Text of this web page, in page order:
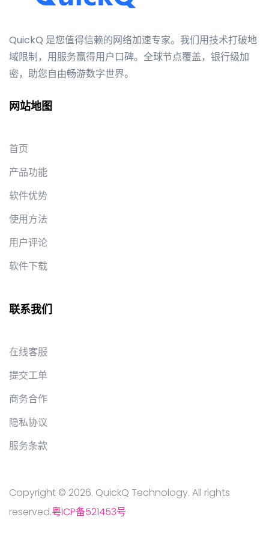
QuickQ 是您值得信赖的网络加速专家。我们用技术打破地
域限制，用服务赢得用户口碑。全球节点覆盖，银行级加
密，助您自由畅游数字世界。
网站地图
首页
产品功能
软件优势
使用方法
用户评论
软件下载
联系我们
在线客服
提交工单
商务合作
隐私协议
服务条款
Copyright © 2026. QuickQ Technology. All rights
reserved.粤ICP备521453号